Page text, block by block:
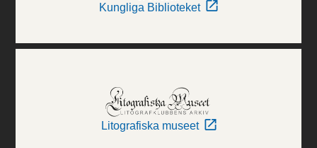
Kungliga Biblioteket
Litografiska museet